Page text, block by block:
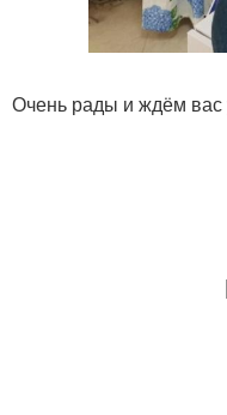
Очень рады и ждём вас